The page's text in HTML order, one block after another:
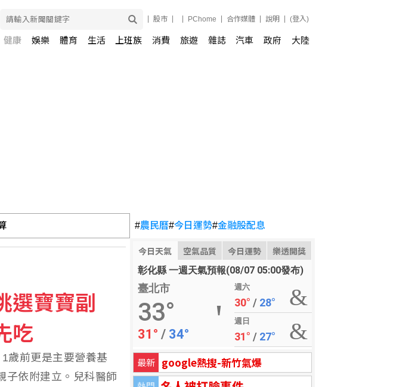
股市 PChome 合作媒體 說明 (登入)
健康 娛樂 體育 生活 上班族 消費 旅遊 雜誌 汽車 政府 大陸
選手、人氣實況主與 Coser 齊聚健行科大
#農民曆#今日運勢#金融股配息
今日天氣 空氣品質 今日運勢 樂透開獎
彰化縣 一週天氣預報(08/07 05:00發布)
臺北市
33°
31° / 34°
週六
30° / 28°
週日
31° / 27°
最新 google熱搜-新竹氣爆
選寶寶副
吃
歲前更是主要營養基
子依附建立。兒科醫師